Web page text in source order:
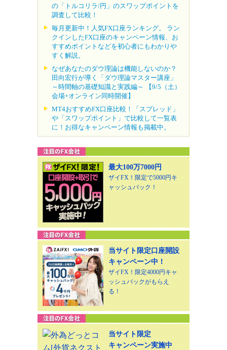
の「トルコリラ/円」のスワップポイントを
調査して比較！
毎月更新中！人気FX口座ランキング。 ラン
クインしたFX口座のキャンペーン情報、お
すすめポイントなどを初心者にもわかりや
すく解説。
なぜあなたのダウ理論は機能しないのか？
田向宏行が導く「ダウ理論マスター講座」
～時間軸の基礎知識と実践編～ 【9/5（土）
会場+オンライン同時開催】
MT4おすすめFX口座比較！「スプレッド」
や「スワップポイント」で比較して一覧表
に！お得なキャンペーン情報も掲載中。
最大100万7000円
ザイFX！限定で5000円キ
ャッシュバック！
当サイト限定口座開設
キャンペーン中！
ザイFX！限定4000円キャ
ッシュバックがもらえ
る！
当サイト限定
キャンペーン実施中